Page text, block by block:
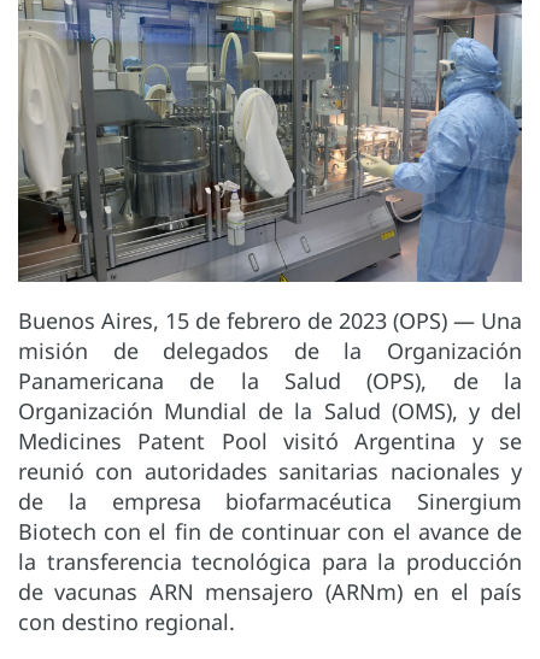
Buenos Aires, 15 de febrero de 2023 (OPS) — Una
misión de delegados de la Organización
Panamericana de la Salud (OPS), de la
Organización Mundial de la Salud (OMS), y del
Medicines Patent Pool visitó Argentina y se
reunió con autoridades sanitarias nacionales y
de la empresa biofarmacéutica Sinergium
Biotech con el fin de continuar con el avance de
la transferencia tecnológica para la producción
de vacunas ARN mensajero (ARNm) en el país
con destino regional.